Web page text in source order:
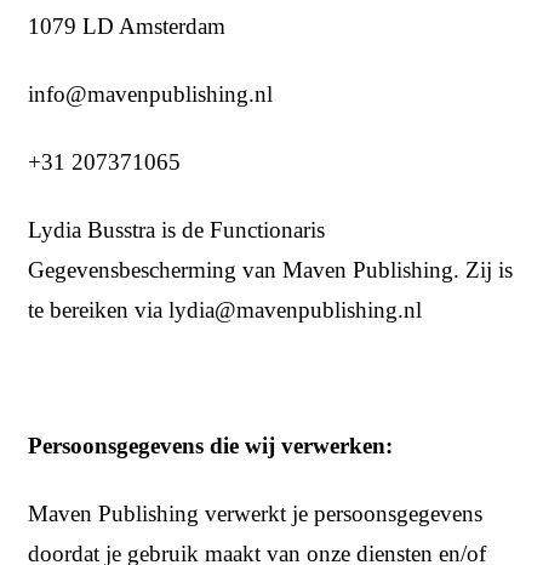
1079 LD Amsterdam
info@mavenpublishing.nl
+31 207371065
Lydia Busstra is de Functionaris
Gegevensbescherming van Maven Publishing. Zij is
te bereiken via lydia@mavenpublishing.nl
Persoonsgegevens die wij verwerken:
Maven Publishing verwerkt je persoonsgegevens
doordat je gebruik maakt van onze diensten en/of